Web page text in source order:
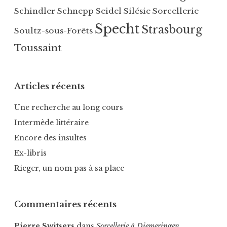
Schindler Schnepp Seidel Silésie Sorcellerie
Soultz-sous-Forêts SpechtStrasbourg
Toussaint
Articles récents
Une recherche au long cours
Intermède littéraire
Encore des insultes
Ex-libris
Rieger, un nom pas à sa place
Commentaires récents